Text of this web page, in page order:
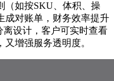
（如按SKU、体积、操
成对账单，财务效率提升
离设计，客户可实时查看
增强服务透明度。